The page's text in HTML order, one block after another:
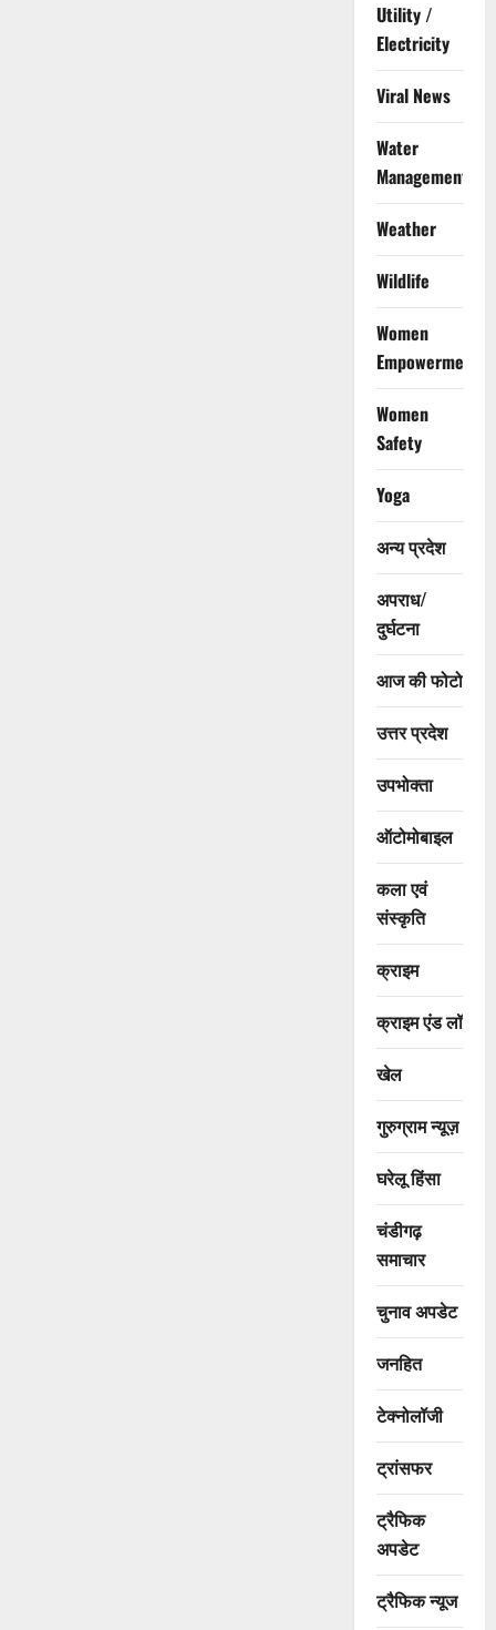
Utility /
Electricity
Viral News
Water
Management
Weather
Wildlife
Women
Empowerment
Women
Safety
Yoga
अन्य प्रदेश
अपराध/
दुर्घटना
आज की फोटो
उत्तर प्रदेश
उपभोक्ता
ऑटोमोबाइल
कला एवं
संस्कृति
क्राइम
क्राइम एंड लॉ
खेल
गुरुग्राम न्यूज़
घरेलू हिंसा
चंडीगढ़
समाचार
चुनाव अपडेट
जनहित
टेक्नोलॉजी
ट्रांसफर
ट्रैफिक
अपडेट
ट्रैफिक न्यूज